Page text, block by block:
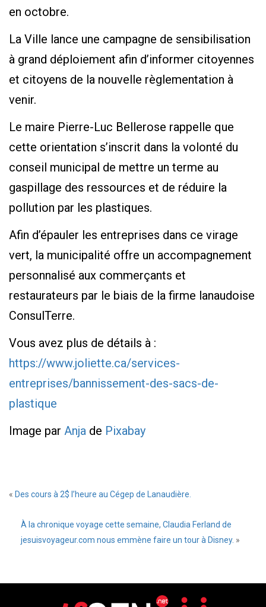
en octobre.
La Ville lance une campagne de sensibilisation
à grand déploiement afin d’informer citoyennes
et citoyens de la nouvelle règlementation à
venir.
Le maire Pierre-Luc Bellerose rappelle que
cette orientation s’inscrit dans la volonté du
conseil municipal de mettre un terme au
gaspillage des ressources et de réduire la
pollution par les plastiques.
Afin d’épauler les entreprises dans ce virage
vert, la municipalité offre un accompagnement
personnalisé aux commerçants et
restaurateurs par le biais de la firme lanaudoise
ConsulTerre.
Vous avez plus de détails à :
https://www.joliette.ca/services-
entreprises/bannissement-des-sacs-de-
plastique
Image par Anja de Pixabay
« Des cours à 2$ l’heure au Cégep de Lanaudière.
À la chronique voyage cette semaine, Claudia Ferland de
jesuisvoyageur.com nous emmène faire un tour à Disney. »